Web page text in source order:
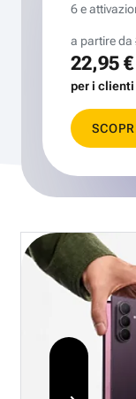
6 e
a partire da
22,95 €
per i